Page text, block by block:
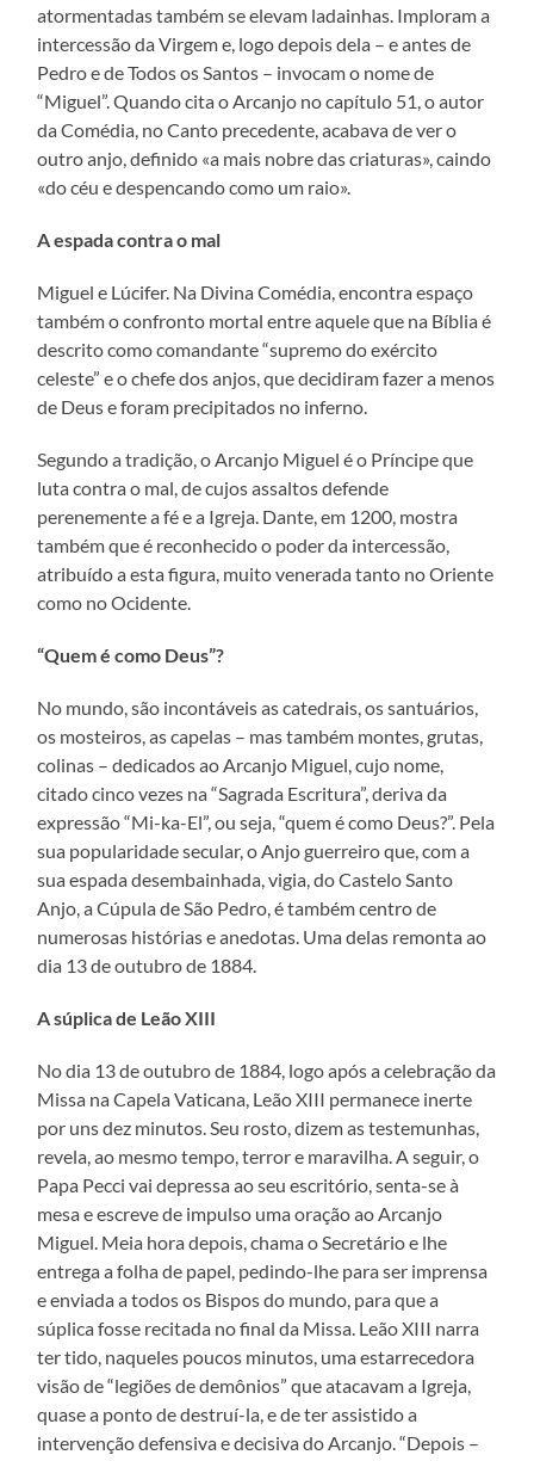
atormentadas também se elevam ladainhas. Imploram a
intercessão da Virgem e, logo depois dela – e antes de
Pedro e de Todos os Santos – invocam o nome de
“Miguel”. Quando cita o Arcanjo no capítulo 51, o autor
da Comédia, no Canto precedente, acabava de ver o
outro anjo, definido «a mais nobre das criaturas», caindo
«do céu e despencando como um raio».
A espada contra o mal
Miguel e Lúcifer. Na Divina Comédia, encontra espaço
também o confronto mortal entre aquele que na Bíblia é
descrito como comandante “supremo do exército
celeste” e o chefe dos anjos, que decidiram fazer a menos
de Deus e foram precipitados no inferno.
Segundo a tradição, o Arcanjo Miguel é o Príncipe que
luta contra o mal, de cujos assaltos defende
perenemente a fé e a Igreja. Dante, em 1200, mostra
também que é reconhecido o poder da intercessão,
atribuído a esta figura, muito venerada tanto no Oriente
como no Ocidente.
“Quem é como Deus”?
No mundo, são incontáveis as catedrais, os santuários,
os mosteiros, as capelas – mas também montes, grutas,
colinas – dedicados ao Arcanjo Miguel, cujo nome,
citado cinco vezes na “Sagrada Escritura”, deriva da
expressão “Mi-ka-El”, ou seja, “quem é como Deus?”. Pela
sua popularidade secular, o Anjo guerreiro que, com a
sua espada desembainhada, vigia, do Castelo Santo
Anjo, a Cúpula de São Pedro, é também centro de
numerosas histórias e anedotas. Uma delas remonta ao
dia 13 de outubro de 1884.
A súplica de Leão XIII
No dia 13 de outubro de 1884, logo após a celebração da
Missa na Capela Vaticana, Leão XIII permanece inerte
por uns dez minutos. Seu rosto, dizem as testemunhas,
revela, ao mesmo tempo, terror e maravilha. A seguir, o
Papa Pecci vai depressa ao seu escritório, senta-se à
mesa e escreve de impulso uma oração ao Arcanjo
Miguel. Meia hora depois, chama o Secretário e lhe
entrega a folha de papel, pedindo-lhe para ser imprensa
e enviada a todos os Bispos do mundo, para que a
súplica fosse recitada no final da Missa. Leão XIII narra
ter tido, naqueles poucos minutos, uma estarrecedora
visão de “legiões de demônios” que atacavam a Igreja,
quase a ponto de destruí-la, e de ter assistido a
intervenção defensiva e decisiva do Arcanjo. “Depois –